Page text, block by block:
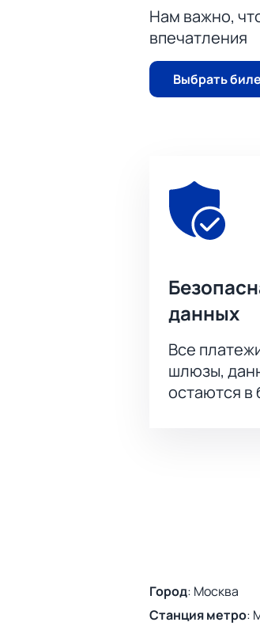
Нам важно,
впечатления
Выбрать
данных
Все
шлюзы,
остаются в
Город: Москва
Станция метро: